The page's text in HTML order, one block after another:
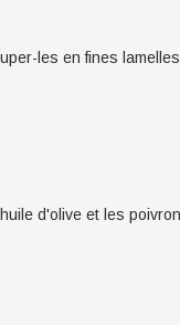
les en fines
d'olive et les